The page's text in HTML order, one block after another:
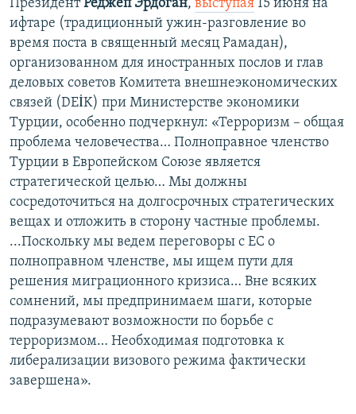
ПрезидентРеджеп Эрдоган, выступая 15 июня на
ифтаре (традиционный ужин-разговление во
время поста в священный месяц Рамадан),
организованном для иностранных послов и глав
деловых советов Комитета внешнеэкономических
связей (DEİK) при Министерстве экономики
Турции, особенно подчеркнул: «Терроризм – общая
проблема человечества… Полноправное членство
Турции в Европейском Союзе является
стратегической целью… Мы должны
сосредоточиться на долгосрочных стратегических
вещах и отложить в сторону частные проблемы.
...Поскольку мы ведем переговоры с ЕС о
полноправном членстве, мы ищем пути для
решения миграционного кризиса… Вне всяких
сомнений, мы предпринимаем шаги, которые
подразумевают возможности по борьбе с
терроризмом… Необходимая подготовка к
либерализации визового режима фактически
завершена».